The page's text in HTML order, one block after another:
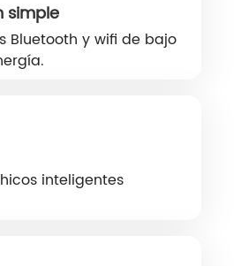
simple
Bluetooth y wifi de bajo
inteligentes